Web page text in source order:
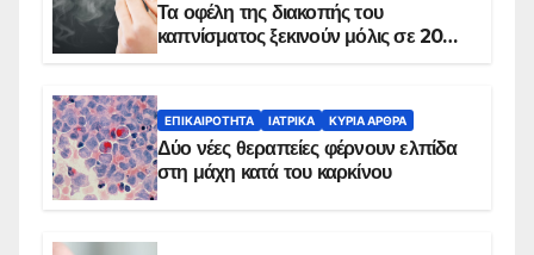
Τα οφέλη της διακοπής του
καπνίσματος ξεκινούν μόλις σε 20
ΕΠΙΚΑΙΡΌΤΗΤΑ ΙΑΤΡΙΚΆ ΚΥΡΙΑ ΑΡΘΡΑ
Δύο νέες θεραπείες φέρνουν ελπίδα
στη μάχη κατά του καρκίνου